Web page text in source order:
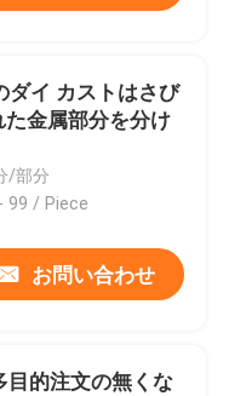
ダイ カストはさび
金属部分を分け
/部分
99 / Piece
お問い合わせ
目的注文の無くな